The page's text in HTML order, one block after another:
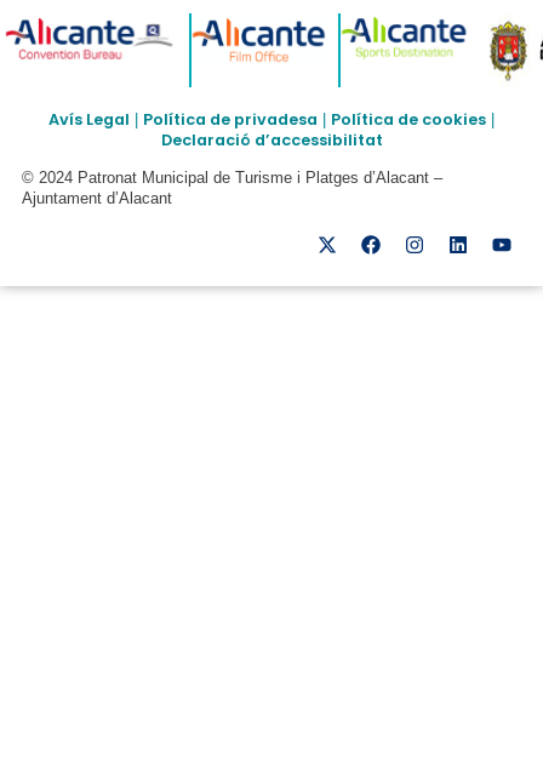
Avís Legal | Política de privadesa | Política de cookies |
Declaració d’accessibilitat
© 2024 Patronat Municipal de Turisme i Platges d’Alacant –
Ajuntament d’Alacant